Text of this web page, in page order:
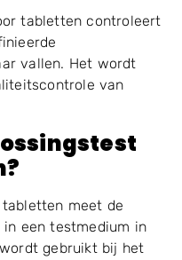
tabletten controleert
vallen. Het wordt
van
meet de
een testmedium in
gebruikt bij het